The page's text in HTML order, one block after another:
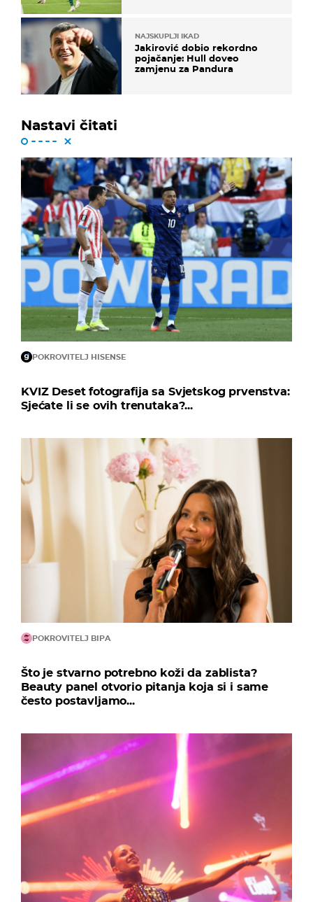
NAJSKUPLJI IKAD
Jakirović dobio rekordno
pojačanje: Hull doveo
zamjenu za Pandura
Nastavi čitati
POKROVITELJ HISENSE
KVIZ Deset fotografija sa Svjetskog prvenstva:
Sjećate li se ovih trenutaka?...
POKROVITELJ BIPA
Što je stvarno potrebno koži da zablista?
Beauty panel otvorio pitanja koja si i same
često postavljamo...